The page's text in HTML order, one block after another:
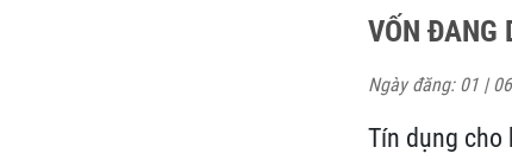
VỐN ĐANG
Ngày đăng: 01 |
Tín dụng cho